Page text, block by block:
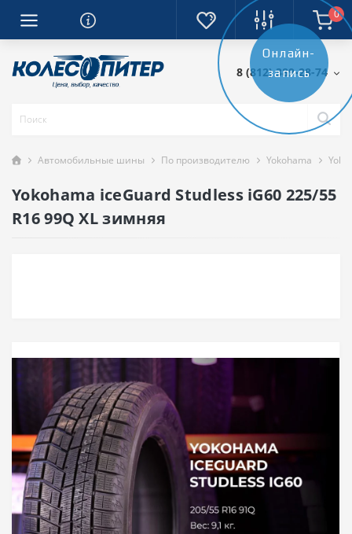
0
8 (812) 389-28-74
Автомобильные шины По производителю Yokohama
Yokohama iceGuard Studless iG60 225/55
R16 99Q XL зимняя
Онлайн-
запись